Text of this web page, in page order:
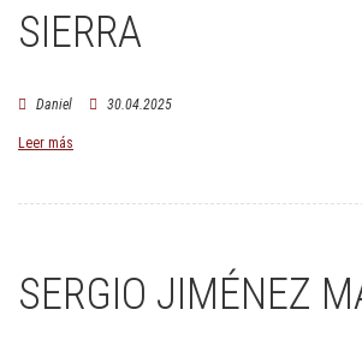
SIERRA
Daniel 30.04.2025
Leer más
SERGIO JIMÉNEZ